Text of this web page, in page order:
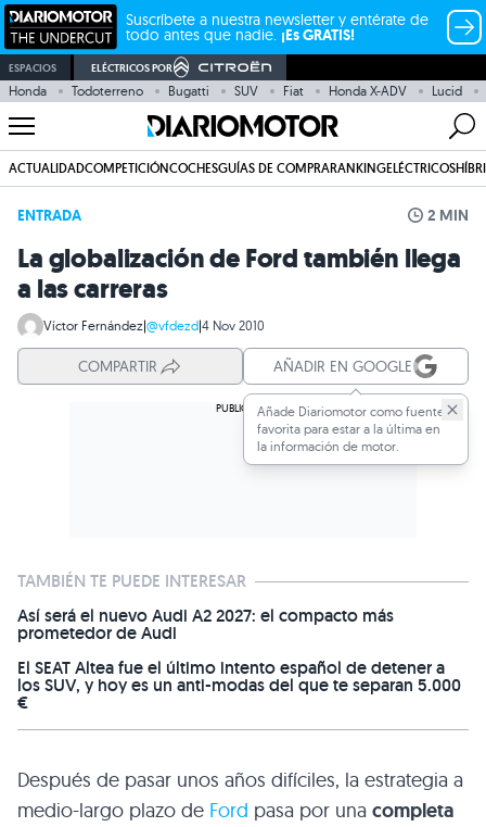
Suscríbete a nuestra newsletter y entérate de
todo antes que nadie. ¡Es GRATIS!
ESPACIOS ELÉCTRICOS POR
Honda Todoterreno Bugatti SUV Fiat Honda X-ADV Lucid
ACTUALIDADCOMPETICIÓNCOCHESGUÍAS DE COMPRARANKINGELÉCTRICOS
ENTRADA 2 MIN
La globalización de Ford también llega
a las carreras
Víctor Fernández|@vfdezd|4 Nov 2010
COMPARTIR AÑADIR EN GOOGLE
Añade Diariomotor como fuente
favorita para estar a la última en
la información de motor.
TAMBIÉN TE PUEDE INTERESAR
Así será el nuevo Audi A2 2027: el compacto más
prometedor de Audi
El SEAT Altea fue el último intento español de detener a
los SUV, y hoy es un anti-modas del que te separan 5.000
€
Después de pasar unos años difíciles, la estrategia a
medio-largo plazo de Ford pasa por una completa